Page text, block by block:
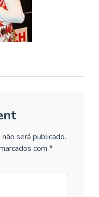
será publicado.
com *